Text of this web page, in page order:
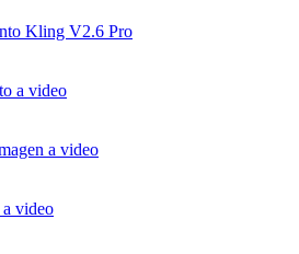
Kling V2.6 Pro
a video
a video
video